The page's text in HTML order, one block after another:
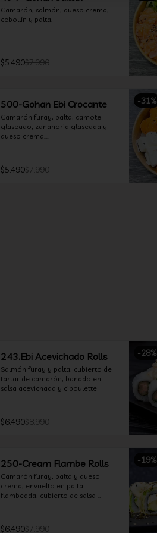
Camarón, salmón, queso crema,
cebollín y palta.
$5.490$7.990
-31%
500-Gohan Ebi Crocante
Camarón furay, palta, camote
glaseado, zanahoria glaseada y
queso crema.
$5.490$7.990
-28%
243.Ebi Acevichado Rolls
Salmón furay y palta, cubierto de
tartar de camarón, bañado en
salsa acevichada y ciboulette
$6.490$8.990
-19%
250-Cream Flambe Rolls
Camarón furay, palta y queso
crema, envuelto en palta
flambeada, cubierto de salsa
$6.490$7.990